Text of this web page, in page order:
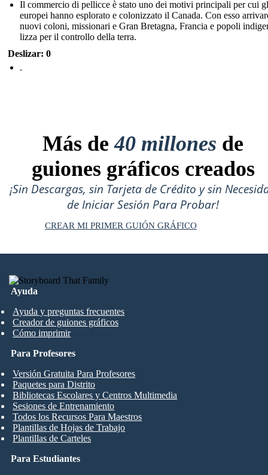
Il commercio di pellicce è stato uno dei motivi principali per cui
europei hanno esplorato e colonizzato il Canada. Con esso
nuovi coloni, missionari e Gran Bretagna, Francia e popoli
lizza per il controllo della terra.
Deslizar: 0
.
Más de40 millones de
guiones gráficos creados
¡Sin Descargas, sin Tarjeta de Crédito y sin
de Iniciar Sesión Para Probar!
CREAR MI PRIMER GUIÓN GRÁFICO
Ayuda
Ayuda y preguntas frecuentes
Creador de guiones gráficos
Cómo imprimir
Para Estudiantes
Para Profesores
Versión Gratuita Para Profesores
Paquetes para Distrito
Bibliotecas Escolares y Centros Multimedia
Sesiones de Entrenamiento
Todos los Recursos Para Maestros
Plantillas de Hojas de Trabajo
Plantillas de Carteles